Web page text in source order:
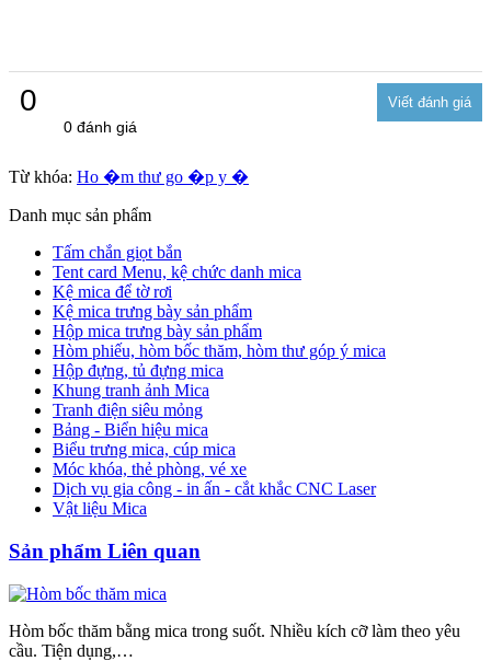
0
0 đánh giá
Từ khóa: Ho �m thư go �p y �
Danh mục sản phẩm
Tấm chắn giọt bắn
Tent card Menu, kệ chức danh mica
Kệ mica để tờ rơi
Kệ mica trưng bày sản phẩm
Hộp mica trưng bày sản phẩm
Hòm phiếu, hòm bốc thăm, hòm thư góp ý mica
Hộp đựng, tủ đựng mica
Khung tranh ảnh Mica
Tranh điện siêu mỏng
Bảng - Biển hiệu mica
Biểu trưng mica, cúp mica
Móc khóa, thẻ phòng, vé xe
Dịch vụ gia công - in ấn - cắt khắc CNC Laser
Vật liệu Mica
Sản phẩm Liên quan
Hòm bốc thăm bằng mica trong suốt. Nhiều kích cỡ làm theo yêu
cầu. Tiện dụng,…